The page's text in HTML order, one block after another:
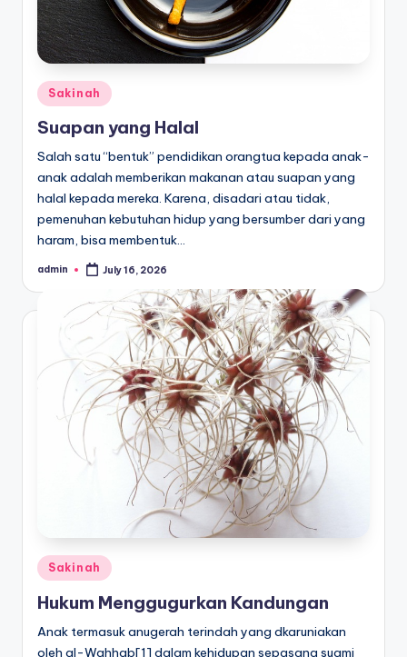
Posted
in
Sakinah
Suapan yang Halal
Salah satu “bentuk” pendidikan orangtua kepada anak-
anak adalah memberikan makanan atau suapan yang
halal kepada mereka. Karena, disadari atau tidak,
pemenuhan kebutuhan hidup yang bersumber dari yang
haram, bisa membentuk…
Posted
admin July 16, 2026
Posted
Sakinah
Hukum Menggugurkan Kandungan
Anak termasuk anugerah terindah yang dkaruniakan
oleh al-Wahhab[1] dalam kehidupan sepasang suami